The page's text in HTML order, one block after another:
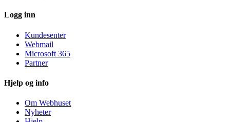
Logg inn
Kundesenter
Webmail
Microsoft 365
Partner
Hjelp og info
Om Webhuset
Nyheter